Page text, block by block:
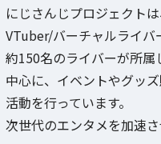
にじさんじプロジェクト
VTuber/バーチャルライバ
約150名のライバーが所
中心に、イベントやグッ
活動を行っています。
次世代のエンタメを加速